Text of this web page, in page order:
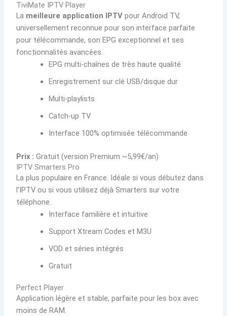
TiviMate IPTV Player
La meilleure application IPTV pour Android TV,
universellement reconnue pour son interface parfaite
pour télécommande, son EPG exceptionnel et ses
fonctionnalités avancées.
EPG multi-chaînes de très haute qualité
Enregistrement sur clé USB/disque dur
Multi-playlists
Catch-up TV
Interface 100% optimisée télécommande
Prix : Gratuit (version Premium ~5,99€/an)
IPTV Smarters Pro
La plus populaire en France. Idéale si vous débutez dans
l’IPTV ou si vous utilisez déjà Smarters sur votre
téléphone.
Interface familière et intuitive
Support Xtream Codes et M3U
VOD et séries intégrés
Gratuit
Perfect Player
Application légère et stable, parfaite pour les box avec
moins de RAM.